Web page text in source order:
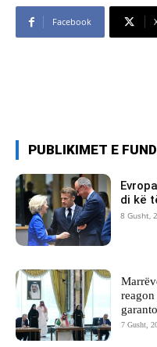
Facebook
PUBLIKIMET E
di kë
8 Gusht,
7 Gusht,